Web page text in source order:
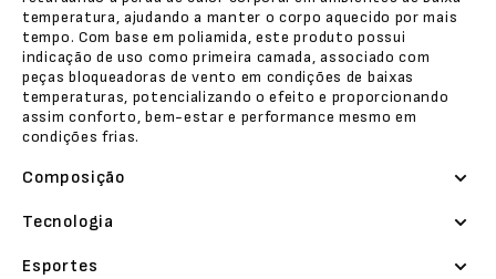
temperatura, ajudando a manter o corpo aquecido por mais
tempo. Com base em poliamida, este produto possui
indicação de uso como primeira camada, associado com
peças bloqueadoras de vento em condições de baixas
temperaturas, potencializando o efeito e proporcionando
assim conforto, bem-estar e performance mesmo em
condições frias.
Composição
Tecnologia
Esportes